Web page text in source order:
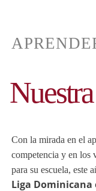
Liga Dominicana